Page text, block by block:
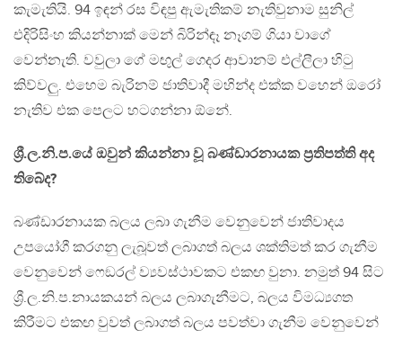
කැමැතියි. 94 ඉඳන් රස විඳපු ඇමැතිකම් නැතිවුනාම සුනිල්
එදිරිසිංහ කියන්නාක් මෙන් බිරින්ඳෑ නෑගම් ගියා වාගේ
වෙන්නැති. වවුලා ගේ මඟුල් ගෙදර ආවානම් එල්ලීලා හිටු
කිව්වලු. එහෙම බැරිනම් ජාතිවාදී මහින්ද එක්ක වහෙන් ඔරෝ
නැතිව එක පෙලට හටගන්නා ඕනේ​.
ශ්‍රී.ල​.නි.ප​.යේ ඔවුන් කියන්නා වූ බණ්ඩාරනායක ප්‍රතිපත්ති අද
තිබේද?​
බණ්ඩාරනායක බලය ලබා ගැනීම වෙනුවෙන් ජාතිවාදය
උපයෝගී කරගනු ලැබූවත් ලබාගත් බලය ශක්තිමත් කර ගැනීම
වෙනුවෙන් ෆෙඞරල් ව්‍යවස්ථාවකට එකඟ වුනා​. නමුත් 94 සිට
ශ්‍රී.ල​.නි.ප.​නායකයන් බලය ලබාගැනීමට, බලය විමධ්‍යගත
කිරීමට එකඟ වුවත් ලබාගත් බලය පවත්වා ගැනීම වෙනුවෙන්